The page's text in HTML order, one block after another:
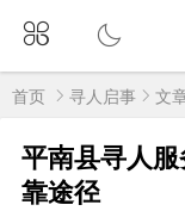
首页 寻人启事 文
平南县寻人
靠途径